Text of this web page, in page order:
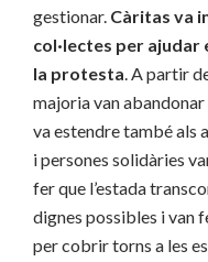
gestionar. Càritas va
col·lectes per
la protesta. A partir
majoria van abandonar
va estendre també als
i persones solidàries
fer que l’estada
dignes possibles i van
per cobrir torns a les